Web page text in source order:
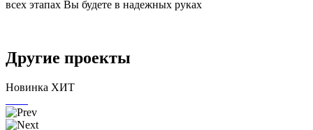
всех этапах Вы будете в надежных руках
Другие проекты
Новинка ХИТ